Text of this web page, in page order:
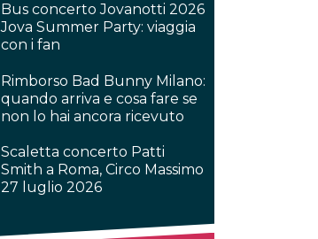
Bus concerto Jovanotti 2026
Jova Summer Party: viaggia
con i fan
Rimborso Bad Bunny Milano:
quando arriva e cosa fare se
non lo hai ancora ricevuto
Scaletta concerto Patti
Smith a Roma, Circo Massimo
27 luglio 2026